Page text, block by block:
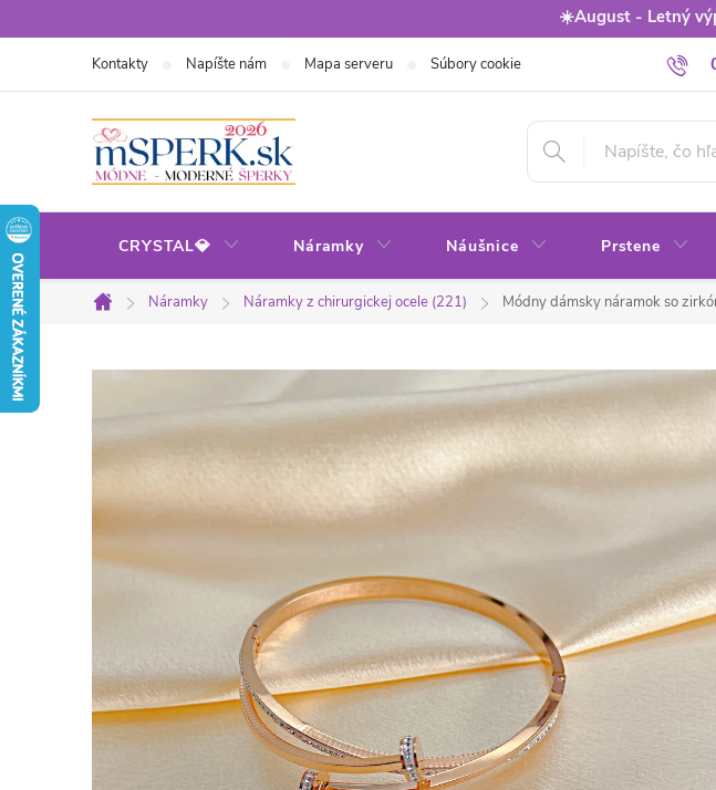
na
☀️August - Letný
Kontakty Napíšte nám Mapa serveru Súbory cookie
CRYSTAL💎 Náramky Náušnice Prstene
Domov
Náramky Náramky z chirurgickej ocele (221) Módny dámsky náramok so